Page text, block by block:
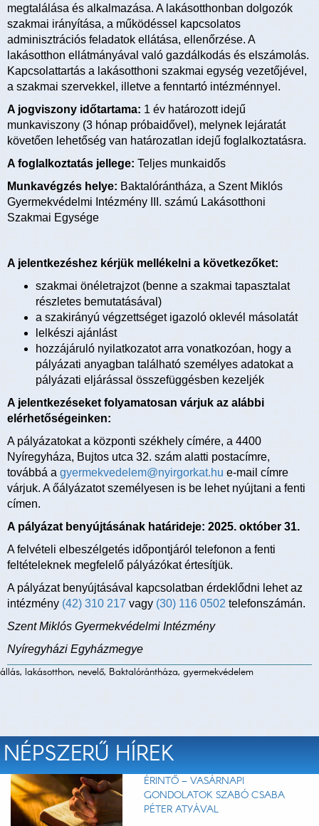
megtalálása és alkalmazása. A lakásotthonban dolgozók
szakmai irányítása, a működéssel kapcsolatos
adminisztrációs feladatok ellátása, ellenőrzése. A
lakásotthon ellátmányával való gazdálkodás és elszámolás.
Kapcsolattartás a lakásotthoni szakmai egység vezetőjével,
a szakmai szervekkel, illetve a fenntartó intézménnyel.
A jogviszony időtartama: 1 év határozott idejű
munkaviszony (3 hónap próbaidővel), melynek lejáratát
követően lehetőség van határozatlan idejű foglalkoztatásra.
A foglalkoztatás jellege: Teljes munkaidős
Munkavégzés helye: Baktalórántháza, a Szent Miklós
Gyermekvédelmi Intézmény III. számú Lakásotthoni
Szakmai Egysége
A jelentkezéshez kérjük mellékelni a következőket:
szakmai önéletrajzot (benne a szakmai tapasztalat
részletes bemutatásával)
a szakirányú végzettséget igazoló oklevél másolatát
lelkészi ajánlást
hozzájáruló nyilatkozatot arra vonatkozóan, hogy a
pályázati anyagban található személyes adatokat a
pályázati eljárással összefüggésben kezeljék
A jelentkezéseket folyamatosan várjuk az alábbi
elérhetőségeinken:
A pályázatokat a központi székhely címére, a 4400
Nyíregyháza, Bujtos utca 32. szám alatti postacímre,
továbbá a gyermekvedelem@nyirgorkat.hu e-mail címre
várjuk. A őályázatot személyesen is be lehet nyújtani a fenti
címen.
A pályázat benyújtásának határideje: 2025. október 31.
A felvételi elbeszélgetés időpontjáról telefonon a fenti
feltételeknek megfelelő pályázókat értesítjük.
A pályázat benyújtásával kapcsolatban érdeklődni lehet az
intézmény (42) 310 217 vagy (30) 116 0502 telefonszámán.
Szent Miklós Gyermekvédelmi Intézmény
Nyíregyházi Egyházmegye
állás, lakásotthon, nevelő, Baktalórántháza, gyermekvédelem
NÉPSZERŰ HÍREK
ÉRINTŐ – VASÁRNAPI
GONDOLATOK SZABÓ CSABA
PÉTER ATYÁVAL